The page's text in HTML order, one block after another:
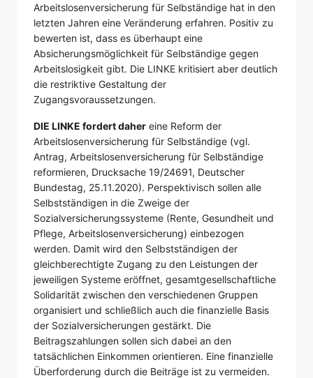
Arbeitslosenversicherung für Selbständige hat in den
letzten Jahren eine Veränderung erfahren. Positiv zu
bewerten ist, dass es überhaupt eine
Absicherungsmöglichkeit für Selbständige gegen
Arbeitslosigkeit gibt. Die LINKE kritisiert aber deutlich
die restriktive Gestaltung der
Zugangsvoraussetzungen.
DIE LINKE fordert daher eine Reform der
Arbeitslosenversicherung für Selbständige (vgl.
Antrag, Arbeitslosenversicherung für Selbständige
reformieren, Drucksache 19/24691, Deutscher
Bundestag, 25.11.2020). Perspektivisch sollen alle
Selbstständigen in die Zweige der
Sozialversicherungssysteme (Rente, Gesundheit und
Pflege, Arbeitslosenversicherung) einbezogen
werden. Damit wird den Selbstständigen der
gleichberechtigte Zugang zu den Leistungen der
jeweiligen Systeme eröffnet, gesamtgesellschaftliche
Solidarität zwischen den verschiedenen Gruppen
organisiert und schließlich auch die finanzielle Basis
der Sozialversicherungen gestärkt. Die
Beitragszahlungen sollen sich dabei an den
tatsächlichen Einkommen orientieren. Eine finanzielle
Überforderung durch die Beiträge ist zu vermeiden.